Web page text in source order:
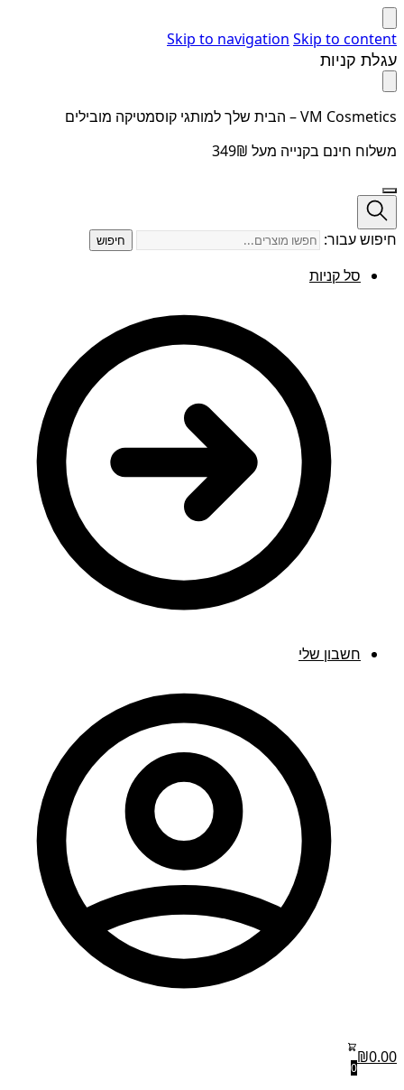
Skip to navigation Skip to content
עגלת קניות
VM Cosmetics – הבית שלך למותגי קוסמטיקה מובילים
משלוח חינם בקנייה מעל 349₪
חיפוש עבור: חיפוש
סל קניות
חשבון שלי
₪0.00
0